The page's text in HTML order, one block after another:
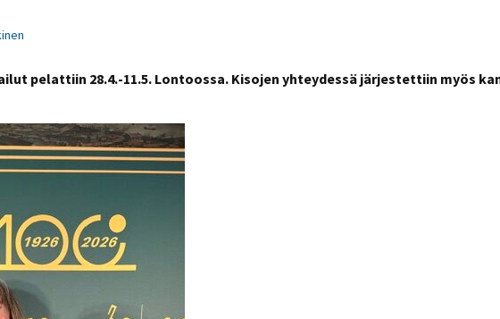
pelattiin 28.4.-11.5. Lontoossa. Kisojen yhteydessä järjestettiin myös